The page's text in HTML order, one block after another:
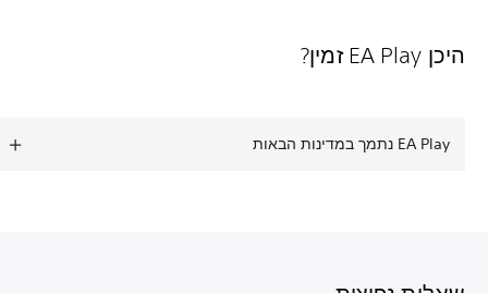
היכן EA Play זמין?
EA Play נתמך במדינות הבאות